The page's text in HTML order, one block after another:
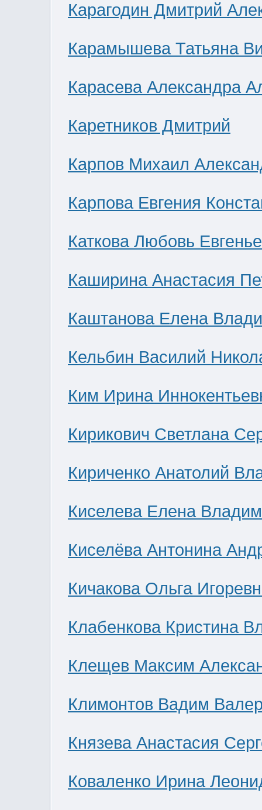
Карагодин Дмитрий
Карамышева Татьяна
Карасева Александра
Каретников Дмитрий
Карпов Михаил
Карпова Евгения
Каткова Любовь
Каширина Анастасия
Каштанова Елена
Кельбин Василий
Ким Ирина
Кирикович Светлана
Кириченко Анатолий
Киселева Елена
Киселёва Антонина
Кичакова Ольга
Клабенкова Кристина
Клещев Максим
Климонтов Вадим
Князева Анастасия
Коваленко Ирина